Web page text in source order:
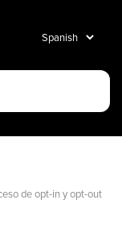
de opt-in y opt-out